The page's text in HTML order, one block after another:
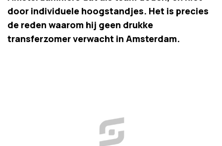
door individuele hoogstandjes. Het is precies
de reden waarom hij geen drukke
transferzomer verwacht in Amsterdam.